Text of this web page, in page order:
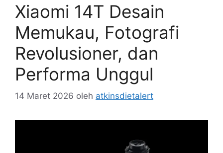
Xiaomi 14T Desain
Memukau, Fotografi
Revolusioner, dan
Performa Unggul
14 Maret 2026 oleh atkinsdietalert